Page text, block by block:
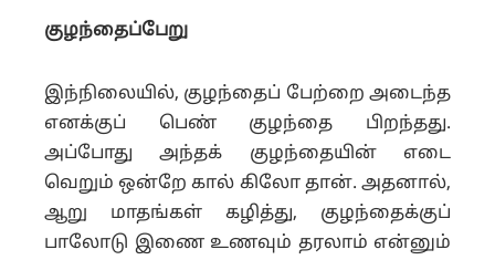
குழந்தைப்பேறு
இந்நிலையில், குழந்தைப் பேற்றை அடைந்த
எனக்குப் பெண் குழந்தை பிறந்தது.
அப்போது அந்தக் குழந்தையின் எடை
வெறும் ஒன்றே கால் கிலோ தான். அதனால்,
ஆறு மாதங்கள் கழித்து, குழந்தைக்குப்
பாலோடு இணை உணவும் தரலாம் என்னும்